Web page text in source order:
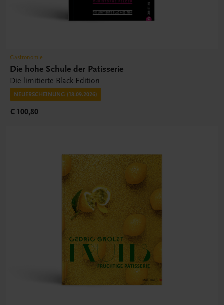
Gastronomie
Die hohe Schule der Patisserie
Die limitierte Black Edition
NEUERSCHEINUNG (18.09.2026)
€ 100,80